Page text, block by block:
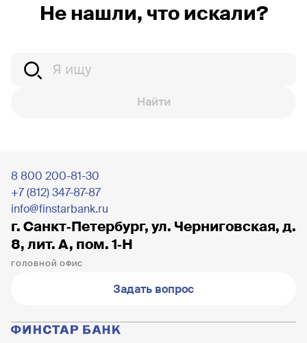
Не нашли, что искали?
Найти
8 800 200-81-30
+7 (812) 347-87-87
info@finstarbank.ru
г. Санкт‐Петербург, ул. Черниговская, д.
8, лит. А, пом. 1‐Н
ГОЛОВНОЙ ОФИС
Задать вопрос